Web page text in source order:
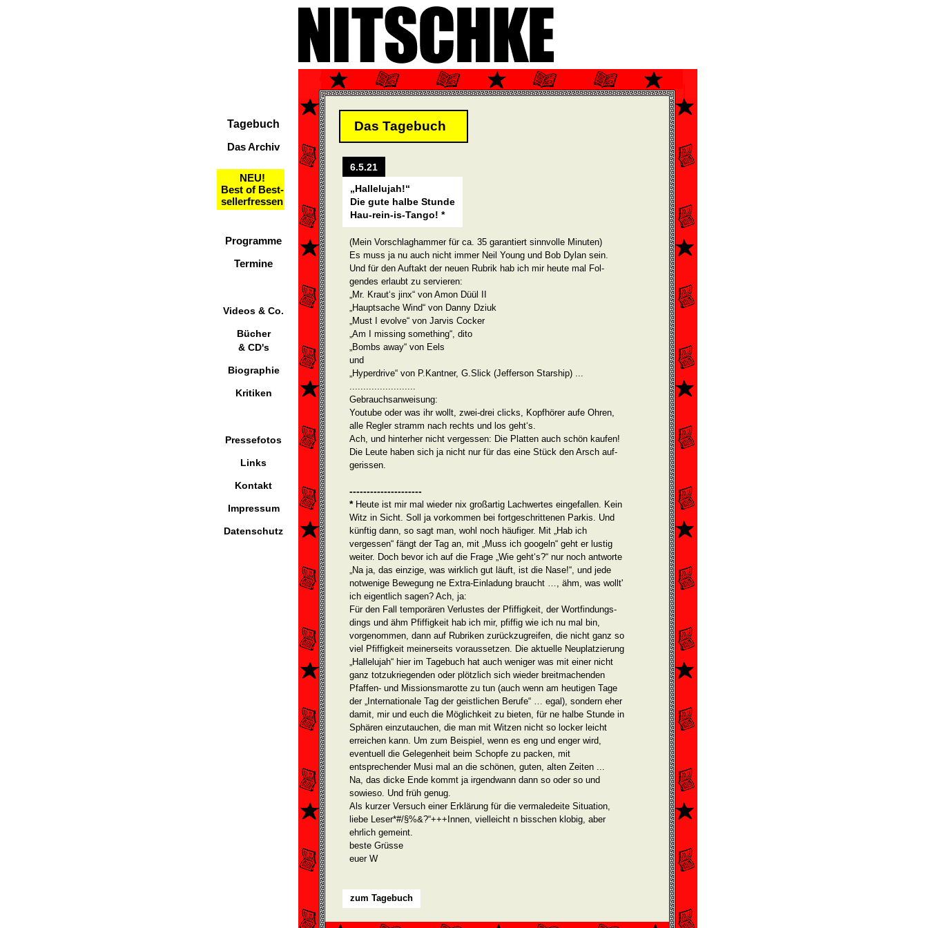
Tagebuch
Das Archiv
NEU!
Best of Best-
sellerfressen
Programme
Termine
Videos & Co.
Bücher
& CD's
Biographie
Kritiken
Pressefotos
Links
Kontakt
Impressum
Datenschutz
Das Tagebuch
6.5.21
„Hallelujah!“
Die gute halbe Stunde
Hau-rein-is-Tango! *
(Mein Vorschlaghammer für ca. 35 garantiert sinnvolle Minuten)
Es muss ja nu auch nicht immer Neil Young und Bob Dylan sein.
Und für den Auftakt der neuen Rubrik hab ich mir heute mal Fol­
gendes erlaubt zu servieren:
„Mr. Kraut‘s jinx“ von Amon Düül II
„Hauptsache Wind“ von Danny Dziuk
„Must I evolve“ von Jarvis Cocker
„Am I missing something“, dito
„Bombs away“ von Eels
und
„Hyperdrive“ von P.Kantner, G.Slick (Jefferson Starship) ...
........................
Gebrauchsanweisung:
Youtube oder was ihr wollt, zwei-drei clicks, Kopfhörer aufe Ohren,
alle Regler stramm nach rechts und los geht‘s.
Ach, und hinterher nicht vergessen: Die Platten auch schön kaufen!
Die Leute haben sich ja nicht nur für das eine Stück den Arsch auf­
gerissen.
---------------------
*Heute ist mir mal wieder nix großartig Lachwertes eingefallen. Kein
Witz in Sicht. Soll ja vorkommen bei fortgeschrittenen Parkis. Und
künftig dann, so sagt man, wohl noch häufiger. Mit „Hab ich
vergessen“ fängt der Tag an, mit „Muss ich googeln“ geht er lustig
weiter. Doch bevor ich auf die Frage „Wie geht‘s?“ nur noch ant­worte
„Na ja, das einzige, was wirklich gut läuft, ist die Nase!“, und jede
notwenige Bewegung ne Extra-Einladung braucht …, ähm, was wollt'
ich eigentlich sagen? Ach, ja:
Für den Fall temporären Verlustes der Pfiffigkeit, der Wortfindungs­
dings und ähm Pfiffigkeit hab ich mir, pfiffig wie ich nu mal bin,
vorgenom­men, dann auf Rubriken zurückzugreifen, die nicht ganz so
viel Pfiffigkeit meinerseits voraussetzen. Die aktuelle Neuplat­zierung
„Hallelujah“ hier im Tagebuch hat auch weniger was mit einer nicht
ganz totzukrie­genden oder plötzlich sich wieder breit­machenden
Pfaffen- und Missions­marotte zu tun (auch wenn am heutigen Tage
der „Internationale Tag der geist­lichen Berufe“ … egal), sondern eher
damit, mir und euch die Mög­lichkeit zu bieten, für ne halbe Stunde in
Sphären einzutauchen, die man mit Witzen nicht so locker leicht
erreichen kann. Um zum Beispiel, wenn es eng und enger wird,
even­tuell die Gelegenheit beim Schopfe zu packen, mit
entsprechender Musi mal an die schönen, guten, alten Zeiten ...
Na, das dicke Ende kommt ja irgendwann dann so oder so und
sowieso. Und früh genug.
Als kurzer Versuch einer Erklärung für die vermaledeite Situation,
liebe Leser*#/§%&?“+++Innen, vielleicht n bisschen klobig, aber
ehrlich gemeint.
beste Grüsse
euer W
zum Tagebuch